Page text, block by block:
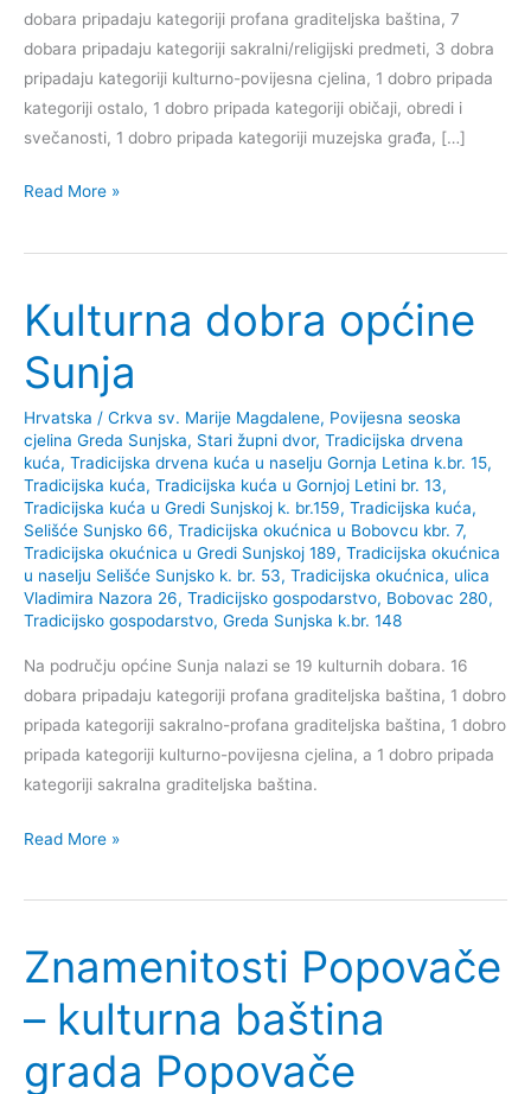
dobara pripadaju kategoriji profana graditeljska baština, 7
dobara pripadaju kategoriji sakralni/religijski predmeti, 3 dobra
pripadaju kategoriji kulturno-povijesna cjelina, 1 dobro pripada
kategoriji ostalo, 1 dobro pripada kategoriji običaji, obredi i
svečanosti, 1 dobro pripada kategoriji muzejska građa, […]
Kulturna
grada
Gorice
Read More »
Kulturna dobra općine
Sunja
Hrvatska / Crkva sv. Marije Magdalene, Povijesna seoska
cjelina Greda Sunjska, Stari župni dvor, Tradicijska drvena
kuća, Tradicijska drvena kuća u naselju Gornja Letina k.br. 15,
Tradicijska kuća, Tradicijska kuća u Gornjoj Letini br. 13,
Tradicijska kuća u Gredi Sunjskoj k. br.159, Tradicijska kuća,
Selišće Sunjsko 66, Tradicijska okućnica u Bobovcu kbr. 7,
Tradicijska okućnica u Gredi Sunjskoj 189, Tradicijska okućnica
u naselju Selišće Sunjsko k. br. 53, Tradicijska okućnica, ulica
Vladimira Nazora 26, Tradicijsko gospodarstvo, Bobovac 280,
Tradicijsko gospodarstvo, Greda Sunjska k.br. 148
Na području općine Sunja nalazi se 19 kulturnih dobara. 16
dobara pripadaju kategoriji profana graditeljska baština, 1 dobro
pripada kategoriji sakralno-profana graditeljska baština, 1 dobro
pripada kategoriji kulturno-povijesna cjelina, a 1 dobro pripada
kategoriji sakralna graditeljska baština.
Kulturna
općine
Read More »
Znamenitosti Popovače
– kulturna baština
grada Popovače